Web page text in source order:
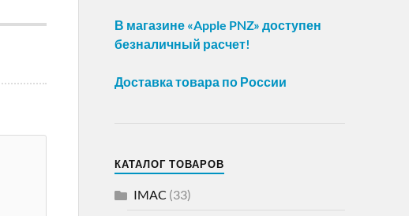
В магазине «Apple PNZ» доступен
безналичный расчет!
Доставка товара по России
КАТАЛОГ ТОВАРОВ
IMAC (33)